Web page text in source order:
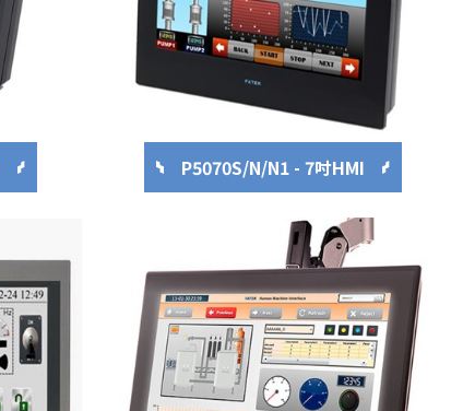
P5070S/N/N1 - 7吋HMI